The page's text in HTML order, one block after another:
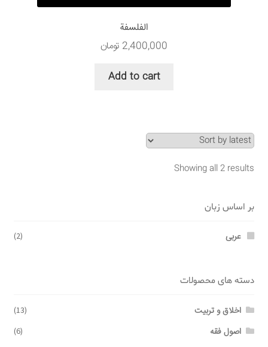
الفلسفة
2,400,000 تومان
Add to cart
Showing all 2 results
بر اساس زبان
عربی (2)
دسته های محصولات
اخلاق و تربیت (13)
اصول فقه (6)